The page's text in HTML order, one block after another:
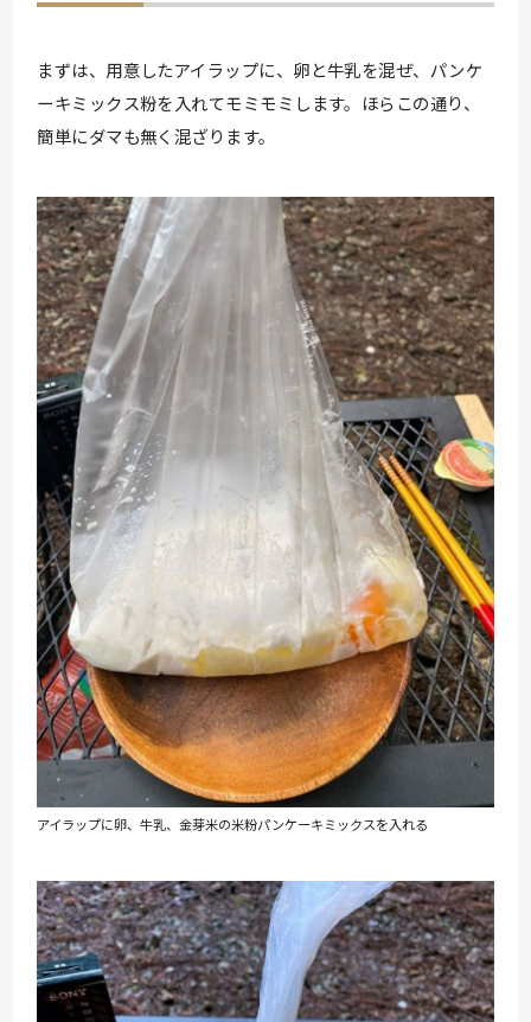
まずは、用意したアイラップに、卵と牛乳を混ぜ、パンケ
ーキミックス粉を入れてモミモミします。ほらこの通り、
簡単にダマも無く混ざります。
アイラップに卵、牛乳、金芽米の米粉パンケーキミックスを入れる